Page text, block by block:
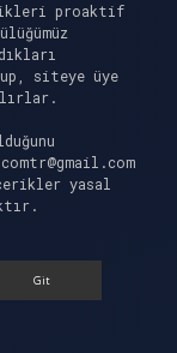
proaktif
siteye üye
yasal